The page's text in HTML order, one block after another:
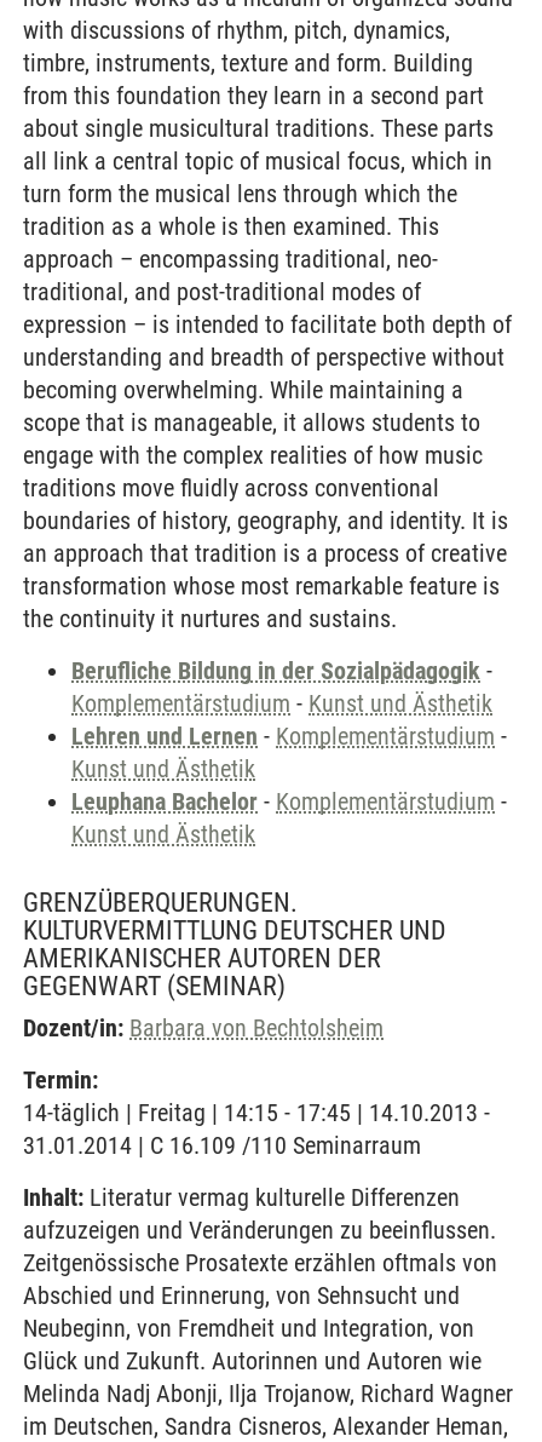
with discussions of rhythm, pitch, dynamics,
timbre, instruments, texture and form. Building
from this foundation they learn in a second part
about single musicultural traditions. These parts
all link a central topic of musical focus, which in
turn form the musical lens through which the
tradition as a whole is then examined. This
approach – encompassing traditional, neo-
traditional, and post-traditional modes of
expression – is intended to facilitate both depth of
understanding and breadth of perspective without
becoming overwhelming. While maintaining a
scope that is manageable, it allows students to
engage with the complex realities of how music
traditions move fluidly across conventional
boundaries of history, geography, and identity. It is
an approach that tradition is a process of creative
transformation whose most remarkable feature is
the continuity it nurtures and sustains.
Berufliche Bildung in der Sozialpädagogik -
Komplementärstudium - Kunst und Ästhetik
Lehren und Lernen - Komplementärstudium -
Kunst und Ästhetik
Leuphana Bachelor - Komplementärstudium -
Kunst und Ästhetik
GRENZÜBERQUERUNGEN.
KULTURVERMITTLUNG DEUTSCHER UND
AMERIKANISCHER AUTOREN DER
GEGENWART (SEMINAR)
Dozent/in: Barbara von Bechtolsheim
Termin:
14-täglich | Freitag | 14:15 - 17:45 | 14.10.2013 -
31.01.2014 | C 16.109 /110 Seminarraum
Inhalt: Literatur vermag kulturelle Differenzen
aufzuzeigen und Veränderungen zu beeinflussen.
Zeitgenössische Prosatexte erzählen oftmals von
Abschied und Erinnerung, von Sehnsucht und
Neubeginn, von Fremdheit und Integration, von
Glück und Zukunft. Autorinnen und Autoren wie
Melinda Nadj Abonji, Ilja Trojanow, Richard Wagner
im Deutschen, Sandra Cisneros, Alexander Heman,